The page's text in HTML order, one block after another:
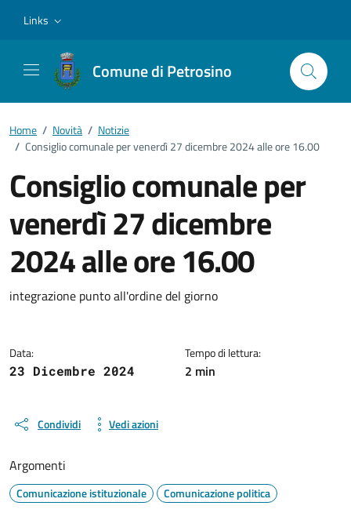
Links
Comune di Petrosino
Home / Novità / Notizie
/ Consiglio comunale per venerdì 27 dicembre 2024 alle ore 16.00
Consiglio comunale per
venerdì 27 dicembre
2024 alle ore 16.00
Dettagli della notizia
integrazione punto all'ordine del giorno
Data:
23 Dicembre 2024
Tempo di lettura:
2 min
Condividi Vedi azioni
Argomenti
Comunicazione istituzionale Comunicazione politica